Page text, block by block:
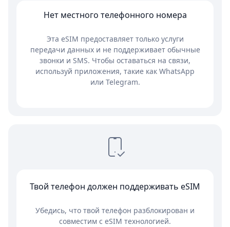
Нет местного телефонного номера
Эта eSIM предоставляет только услуги
передачи данных и не поддерживает обычные
звонки и SMS. Чтобы оставаться на связи,
используй приложения, такие как WhatsApp
или Telegram.
Твой телефон должен поддерживать eSIM
Убедись, что твой телефон разблокирован и
совместим с eSIM технологией.